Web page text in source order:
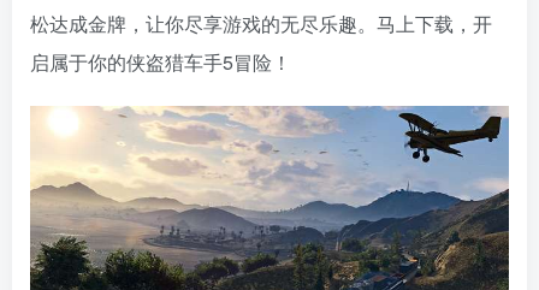
松达成金牌，让你尽享游戏的无尽乐趣。马上下载，开
启属于你的侠盗猎车手5冒险！